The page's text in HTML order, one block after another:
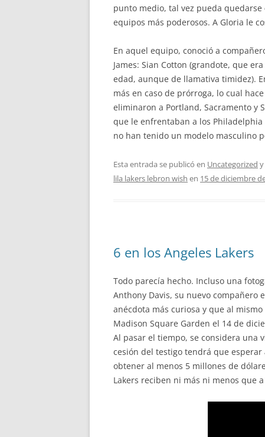
punto medio, tal vez pueda
equipos más poderosos. A Gloria le
En aquel equipo, conoció a
James: Sian Cotton (grandote, que
edad, aunque de llamativa timidez).
más en caso de prórroga, lo cual
eliminaron a Portland, Sacramento y
que le enfrentaban a los Philadelphia
no han tenido un modelo masculino
Esta entrada se publicó en Uncategorized
lila lakers lebron wish en 15 de diciembre
6 en los Angeles Lakers
Todo parecía hecho. Incluso una
Anthony Davis, su nuevo compañero
anécdota más curiosa y que al
Madison Square Garden el 14 de
Al pasar el tiempo, se considera una
cesión del testigo tendrá que esperar
obtener al menos 5 millones de
Lakers reciben ni más ni menos que